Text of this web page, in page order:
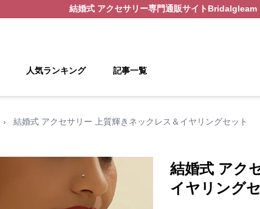
結婚式 アクセサリー専門通販サイト Bridalgleam
人気ランキング 記事一覧
› 結婚式 アクセサリー 上質輝きネックレス＆イヤリングセット
結婚式 アク
イヤリング